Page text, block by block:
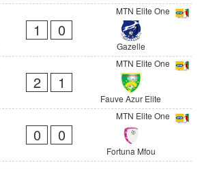
MTN Elite One
1 0
Gazelle
MTN Elite One
2 1
Fauve Azur Elite
MTN Elite One
0 0
Fortuna Mfou